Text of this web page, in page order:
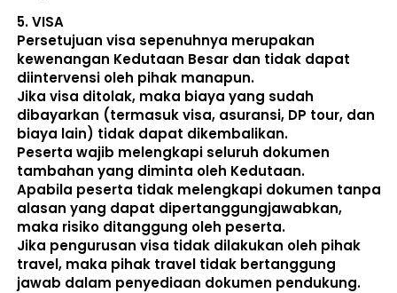
5. VISA
Persetujuan visa sepenuhnya merupakan
kewenangan Kedutaan Besar dan tidak dapat
diintervensi oleh pihak manapun.
Jika visa ditolak, maka biaya yang sudah
dibayarkan (termasuk visa, asuransi, DP tour, dan
biaya lain) tidak dapat dikembalikan.
Peserta wajib melengkapi seluruh dokumen
tambahan yang diminta oleh Kedutaan.
Apabila peserta tidak melengkapi dokumen tanpa
alasan yang dapat dipertanggungjawabkan,
maka risiko ditanggung oleh peserta.
Jika pengurusan visa tidak dilakukan oleh pihak
travel, maka pihak travel tidak bertanggung
jawab dalam penyediaan dokumen pendukung.